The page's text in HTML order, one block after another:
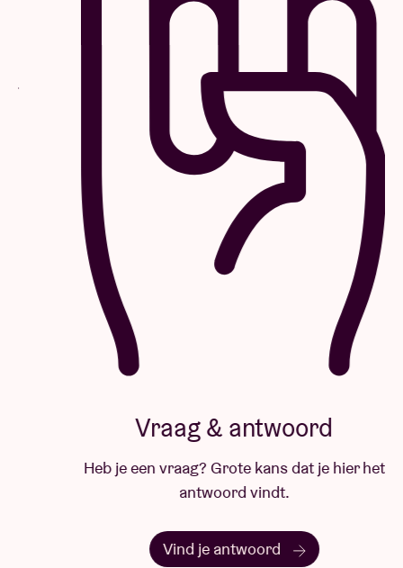
Vraag & antwoord
Heb je een vraag? Grote kans dat je hier het
antwoord vindt.
Vind je antwoord